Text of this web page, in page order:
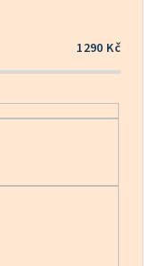
1290 Kč